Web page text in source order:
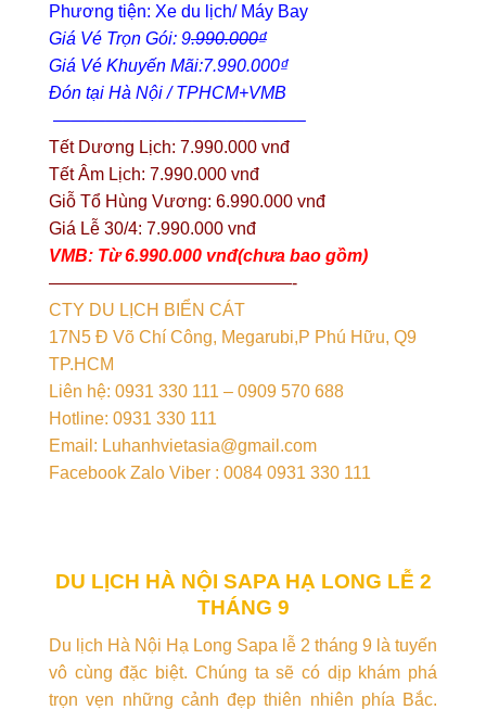
Phương tiện: Xe du lịch/ Máy Bay
Giá Vé Trọn Gói: 9.990.000₫
Giá Vé Khuyến Mãi:7.990.000₫
Đón tại Hà Nội / TPHCM+VMB
——————————————–
Tết Dương Lịch: 7.990.000 vnđ
Tết Âm Lịch: 7.990.000 vnđ
Giỗ Tổ Hùng Vương: 6.990.000 vnđ
Giá Lễ 30/4: 7.990.000 vnđ
VMB: Từ 6.990.000 vnđ(chưa bao gồm)
——————————————-
CTY DU LỊCH BIỂN CÁT
17N5 Đ Võ Chí Công, Megarubi,P Phú Hữu, Q9
TP.HCM
Liên hệ: 0931 330 111 – 0909 570 688
Hotline: 0931 330 111
Email: Luhanhvietasia@gmail.com
Facebook Zalo Viber : 0084 0931 330 111
DU LỊCH HÀ NỘI SAPA HẠ LONG LỄ 2
THÁNG 9
Du lịch Hà Nội Hạ Long Sapa lễ 2 tháng 9 là tuyến
vô cùng đặc biệt. Chúng ta sẽ có dịp khám phá
trọn vẹn những cảnh đẹp thiên nhiên phía Bắc.